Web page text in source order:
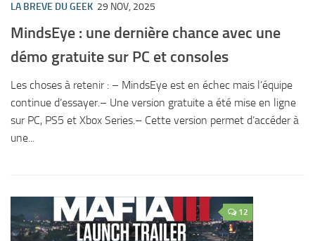
LA BREVE DU GEEK 29 NOV, 2025
MindsEye : une dernière chance avec une
démo gratuite sur PC et consoles
Les choses à retenir : – MindsEye est en échec mais l’équipe
continue d’essayer.– Une version gratuite a été mise en ligne
sur PC, PS5 et Xbox Series.– Cette version permet d’accéder à
une...
12